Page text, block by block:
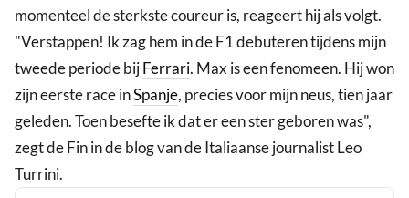
momenteel de sterkste coureur is, reageert hij als volgt.
"Verstappen! Ik zag hem in de F1 debuteren tijdens mijn
tweede periode bijFerrari. Max is een fenomeen. Hij won
zijn eerste race inSpanje, precies voor mijn neus, tien jaar
geleden. Toen besefte ik dat er een ster geboren was",
zegt de Fin in de blog van de Italiaanse journalist Leo
Turrini.